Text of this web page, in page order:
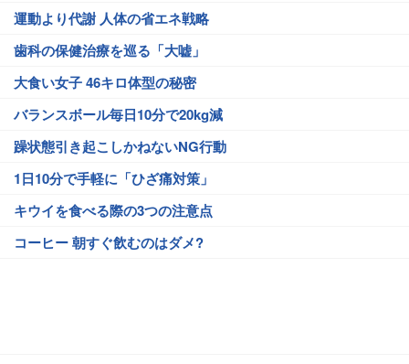
運動より代謝 人体の省エネ戦略
歯科の保健治療を巡る「大嘘」
大食い女子 46キロ体型の秘密
バランスボール毎日10分で20kg減
躁状態引き起こしかねないNG行動
1日10分で手軽に「ひざ痛対策」
キウイを食べる際の3つの注意点
コーヒー 朝すぐ飲むのはダメ?